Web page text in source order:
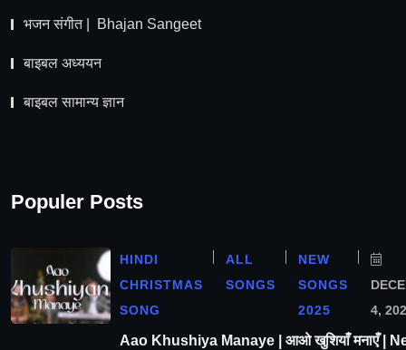
भजन संगीत | Bhajan Sangeet
बाइबल अध्ययन
बाइबल सामान्य ज्ञान
Populer Posts
HINDI
CHRISTMAS
SONG
ALL
SONGS
NEW
SONGS
2025
4,
Aao Khushiya Manaye | आओ खुशियाँ मनाएँ |